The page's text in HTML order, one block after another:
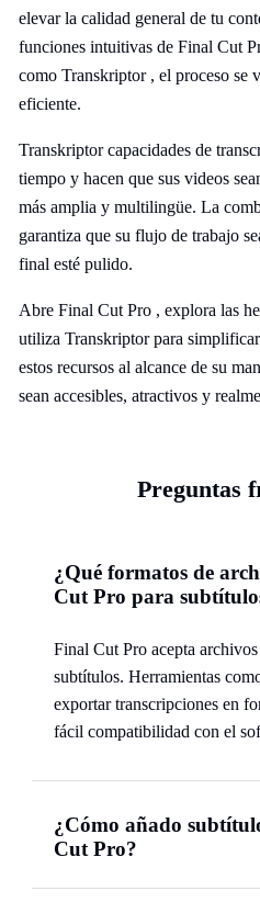
elevar la calidad general de tu
funciones intuitivas de Final Cut
como Transkriptor , el proceso se
eficiente.
Transkriptor capacidades de
tiempo y hacen que sus videos
más amplia y multilingüe. La
garantiza que su flujo de trabajo
final esté pulido.
Abre Final Cut Pro , explora las
utiliza Transkriptor para
estos recursos al alcance de su
sean accesibles, atractivos y
Preguntas
¿Qué formatos de
Cut Pro para
Final Cut Pro acepta
subtítulos. Herramientas
exportar transcripciones en
fácil compatibilidad con el
¿Cómo añado
Cut Pro?